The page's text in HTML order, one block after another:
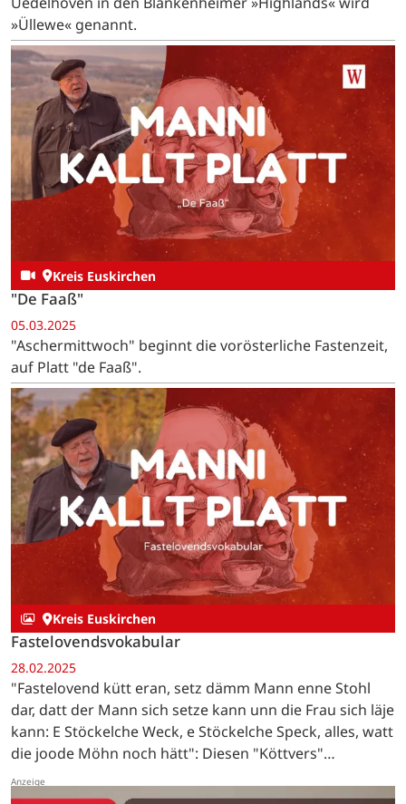
»Üllewe« genannt.
Kreis Euskirchen
"De Faaß"
05.03.2025
"Aschermittwoch" beginnt die vorösterliche Fastenzeit,
auf Platt "de Faaß".
Kreis Euskirchen
Fastelovendsvokabular
28.02.2025
"Fastelovend kütt eran, setz dämm Mann enne Stohl
dar, datt der Mann sich setze kann unn die Frau sich läje
kann: E Stöckelche Weck, e Stöckelche Speck, alles, watt
die joode Möhn noch hätt": Diesen "Köttvers"
(Bettellied) sangen die "Pänz" von Bleibuir auf…